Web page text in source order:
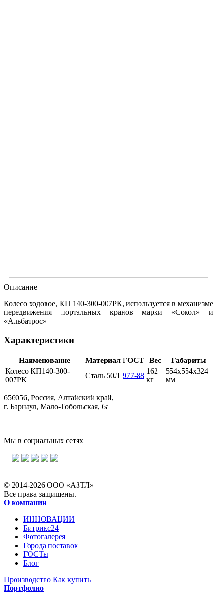
Описание
Колесо ходовое, КП 140-300-007РК, используется в механизме
передвижения портальных кранов марки «Сокол» и
«Альбатрос»
Характеристики
Наименование Материал ГОСТ Вес
Габариты
Колесо КП140-300-
007РК
Сталь 50Л 977-88
162
кг
554х554х324
мм
656056, Россия, Алтайский край,
г. Барнаул, Мало-Тобольская, 6а
Мы в социальных сетях
© 2014-2026 ООО «АЗТЛ»
Все права защищены.
О компании
ИННОВАЦИИ
Битрикс24
Фотогалерея
Города поставок
ГОСТы
Блог
Производство Как купить
Портфолио